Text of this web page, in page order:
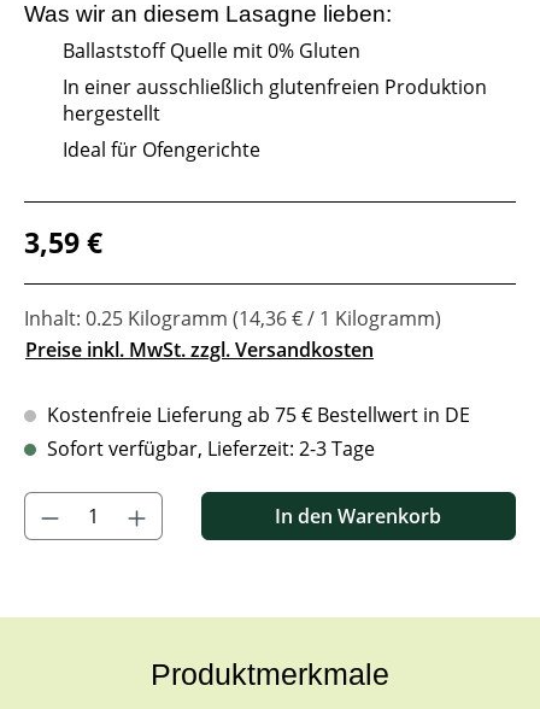
Was wir an diesem Lasagne lieben:
Ballaststoff Quelle mit 0% Gluten
In einer ausschließlich glutenfreien Produktion
hergestellt
Ideal für Ofengerichte
Regulärer Preis:
3,59 €
Inhalt: 0.25 Kilogramm (14,36 € / 1 Kilogramm)
Preise inkl. MwSt. zzgl. Versandkosten
Kostenfreie Lieferung ab 75 € Bestellwert in DE
Sofort verfügbar, Lieferzeit: 2-3 Tage
Produkt Anzahl: Gib den gewünschten Wert ein oder benutze
In den Warenkorb
Produktmerkmale